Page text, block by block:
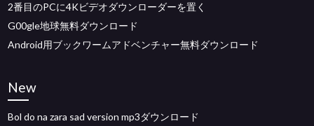
2番目のPCに4Kビデオダウンローダーを置く
G00gle地球無料ダウンロード
Android用ブックワームアドベンチャー無料ダウンロード
New
Bol do na zara sad version mp3ダウンロード